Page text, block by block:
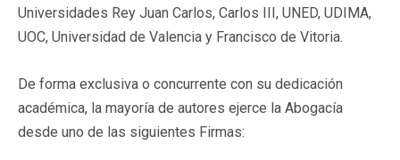
Universidades Rey Juan Carlos, Carlos III, UNED, UDIMA,
UOC, Universidad de Valencia y Francisco de Vitoria.
De forma exclusiva o concurrente con su dedicación
académica, la mayoría de autores ejerce la Abogacía
desde uno de las siguientes Firmas: